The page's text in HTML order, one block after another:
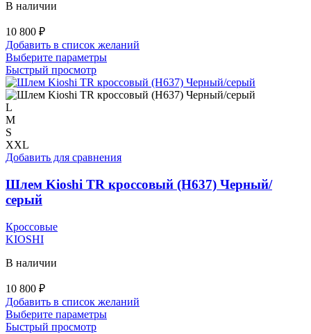
В наличии
10 800 ₽
Добавить в список желаний
Выберите параметрыЭтот
имеет
несколько
на
товара.
Быстрый просмотр
L
M
S
XXL
Добавить для сравнения
Шлем Kioshi TR кроссовый (H637) Черный/
серый
Кроссовые
KIOSHI
В наличии
10 800 ₽
Добавить в список желаний
Выберите параметрыЭтот
Быстрый просмотр